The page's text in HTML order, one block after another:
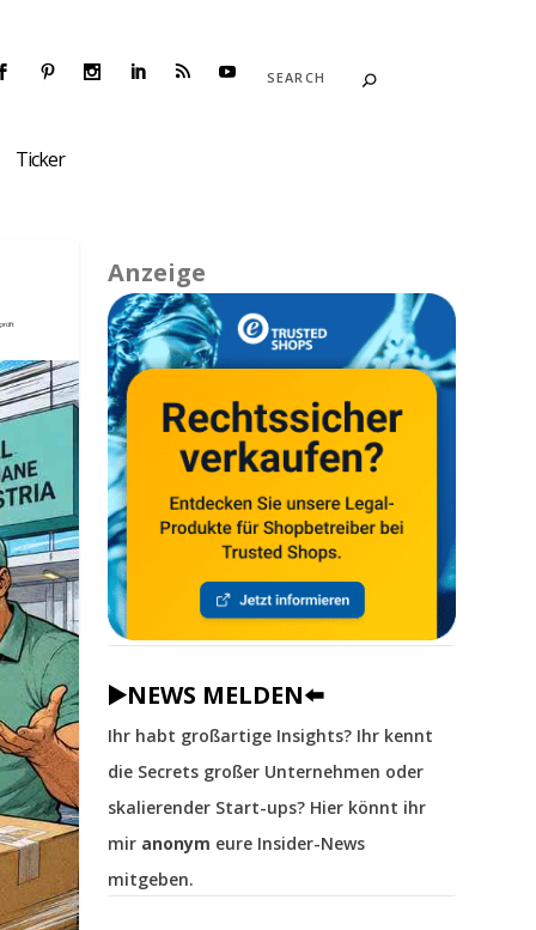
Ticker
Anzeige
▶️NEWS MELDEN⬅️
Ihr habt großartige Insights? Ihr kennt
die Secrets großer Unternehmen oder
skalierender Start-ups? Hier könnt ihr
mir anonym eure Insider-News
mitgeben.